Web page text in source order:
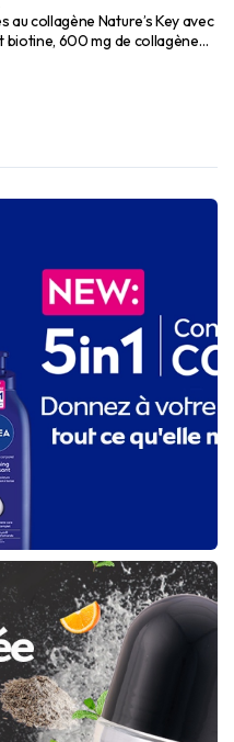
au collagène Nature’s Key avec
biotine, 600 mg de collagène